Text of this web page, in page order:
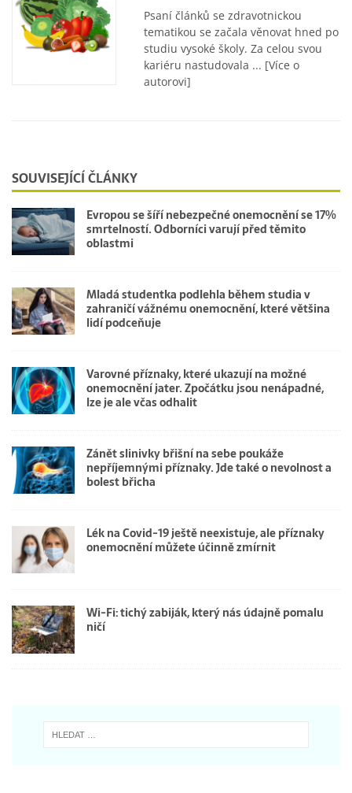
Psaní článků se zdravotnickou
tematikou se začala věnovat hned po
studiu vysoké školy. Za celou svou
kariéru nastudovala ... [Více o
autorovi]
SOUVISEJÍCÍ ČLÁNKY
Evropou se šíří nebezpečné onemocnění se 17%
smrtelností. Odborníci varují před těmito
oblastmi
Mladá studentka podlehla během studia v
zahraničí vážnému onemocnění, které většina
lidí podceňuje
Varovné příznaky, které ukazují na možné
onemocnění jater. Zpočátku jsou nenápadné,
lze je ale včas odhalit
Zánět slinivky břišní na sebe poukáže
nepříjemnými příznaky. Jde také o nevolnost a
bolest břicha
Lék na Covid-19 ještě neexistuje, ale příznaky
onemocnění můžete účinně zmírnit
Wi-Fi: tichý zabiják, který nás údajně pomalu
ničí